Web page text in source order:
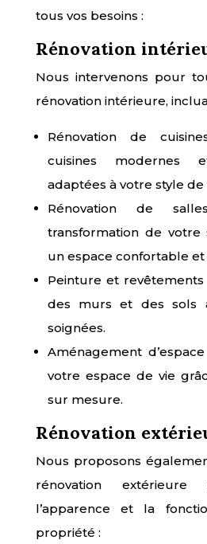
tous vos besoins :
Rénovation
Nous intervenons pour
rénovation intérieure,
Rénovation de
cuisines modernes
adaptées à votre style de
Rénovation de
transformation de
un espace confortable
Peinture et revêtements
des murs et des sols
soignées.
Aménagement
votre espace de vie
sur mesure.
Rénovation
Nous proposons
rénovation extérieure
l’apparence et la
propriété :